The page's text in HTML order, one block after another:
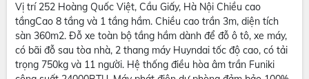
Vị trí 252 Hoàng Quốc Việt, Cầu Giấy, Hà Nội Chiều cao
tầngCao 8 tầng và 1 tầng hầm. Chiều cao trần 3m, diện tích
sàn 360m2. Đỗ xe toàn bộ tầng hầm dành để đỗ ô tô, xe máy,
có bãi đỗ sau tòa nhà, 2 thang máy Huyndai tốc độ cao, có tải
trọng 750kg và 11 người. Hệ thống điều hòa âm trần Funiki